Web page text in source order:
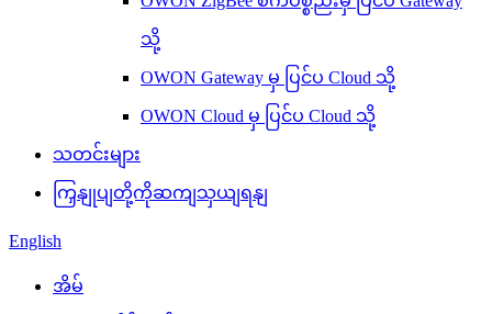
သို့
OWON Gateway မှ ပြင်ပ Cloud သို့
OWON Cloud မှ ပြင်ပ Cloud သို့
သတင်းများ
ကြှနျုပျတို့ကိုဆကျသှယျရနျ
English
အိမ်